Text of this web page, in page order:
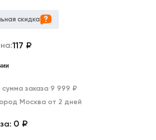
скидка
117 ₽
заказа 9 999 ₽
Москва от 2 дней
0 ₽